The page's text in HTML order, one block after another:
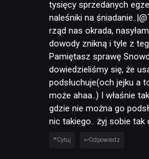
tysięcy sprzedanych
naleśniki na
rząd nas okrada,
dowody znikną i tyle z
Pamiętasz sprawę
dowiedzieliśmy się, że
podsłuchuje(och jejku a
może ahaa..) I właśnie
gdzie nie można go
nic takiego.. żyj sobie tak
Cytuj Odpowiedz